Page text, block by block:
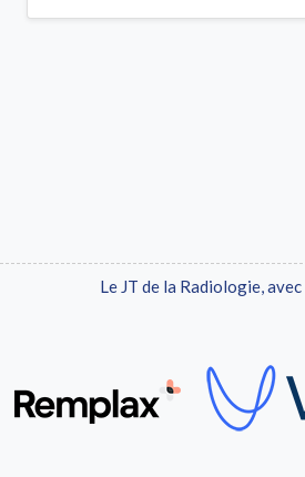
Le JT de la Radiologie,